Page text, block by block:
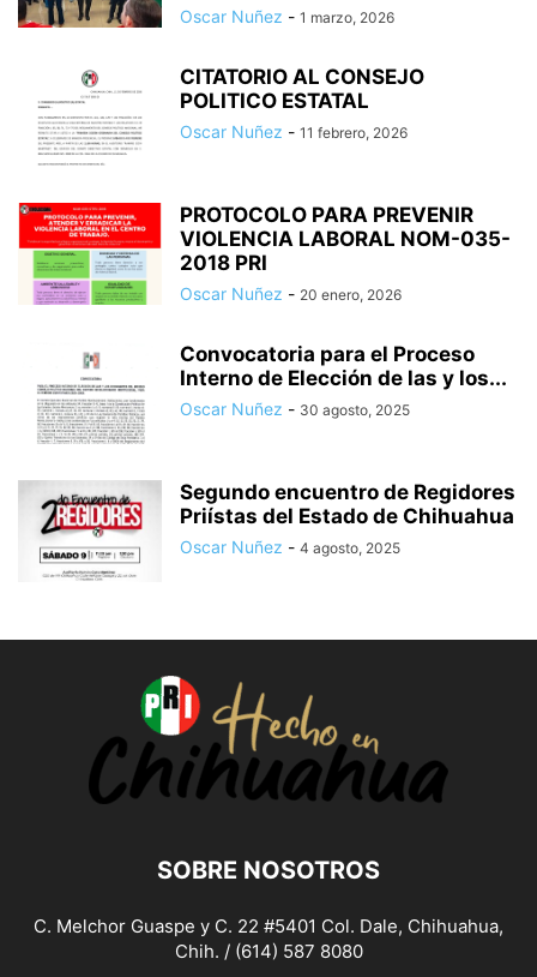
Oscar Nuñez - 1 marzo, 2026
CITATORIO AL CONSEJO
POLITICO ESTATAL
Oscar Nuñez - 11 febrero, 2026
PROTOCOLO PARA PREVENIR
VIOLENCIA LABORAL NOM-035-
2018 PRI
Oscar Nuñez - 20 enero, 2026
Convocatoria para el Proceso
Interno de Elección de las y los...
Oscar Nuñez - 30 agosto, 2025
Segundo encuentro de Regidores
Priístas del Estado de Chihuahua
Oscar Nuñez - 4 agosto, 2025
SOBRE NOSOTROS
C. Melchor Guaspe y C. 22 #5401 Col. Dale, Chihuahua,
Chih. / (614) 587 8080